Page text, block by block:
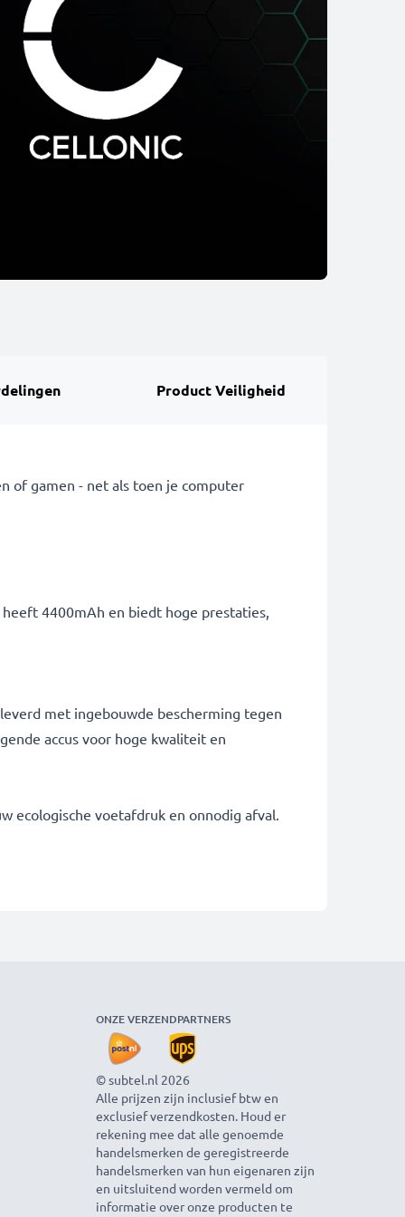
Product Veiligheid
of gamen - net als toen je computer
4400mAh en biedt hoge prestaties,
met ingebouwde bescherming tegen
accus voor hoge kwaliteit en
ecologische voetafdruk en onnodig afval.
ONZE VERZENDPARTNERS
© subtel.nl 2026
Alle prijzen zijn inclusief btw en
exclusief verzendkosten. Houd er
rekening mee dat alle genoemde
handelsmerken de geregistreerde
handelsmerken van hun eigenaren zijn
en uitsluitend worden vermeld om
informatie over onze producten te